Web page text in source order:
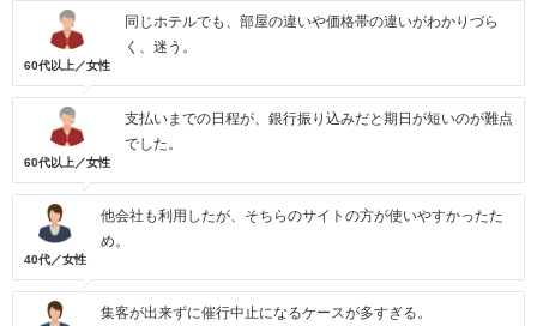
60代以上／女性
同じホテルでも、部屋の違いや価格帯の違いがわかりづら
く、迷う。
60代以上／女性
支払いまでの日程が、銀行振り込みだと期日が短いのが難点
でした。
40代／女性
他会社も利用したが、そちらのサイトの方が使いやすかったた
め。
集客が出来ずに催行中止になるケースが多すぎる。